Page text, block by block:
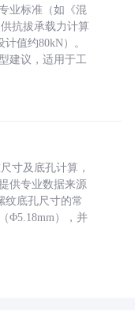
业标准（如《混
抗拔承载力计算
值约80kN）。
建议，适用于工
寸及底孔计算，
供专业数据来源
纹底孔尺寸的常
Φ5.18mm），并